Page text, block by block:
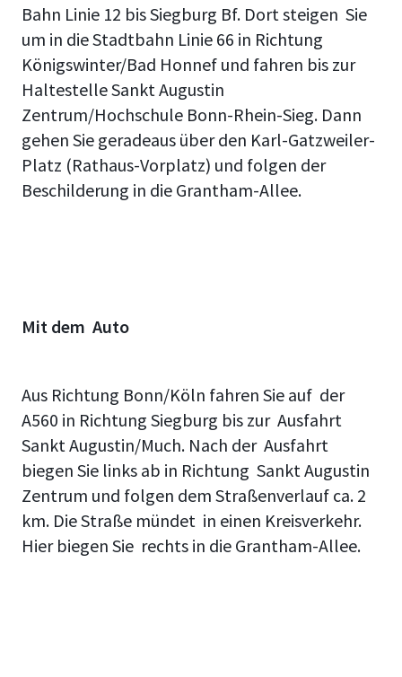
Bahn Linie 12 bis Siegburg Bf. Dort steigen Sie
um in die Stadtbahn Linie 66 in Richtung
Königswinter/Bad Honnef und fahren bis zur
Haltestelle Sankt Augustin
Zentrum/Hochschule Bonn-Rhein-Sieg. Dann
gehen Sie geradeaus über den Karl-Gatzweiler-
Platz (Rathaus-Vorplatz) und folgen der
Beschilderung in die Grantham-Allee.
Mit dem Auto
Aus Richtung Bonn/Köln fahren Sie auf der
A560 in Richtung Siegburg bis zur Ausfahrt
Sankt Augustin/Much. Nach der Ausfahrt
biegen Sie links ab in Richtung Sankt Augustin
Zentrum und folgen dem Straßenverlauf ca. 2
km. Die Straße mündet in einen Kreisverkehr.
Hier biegen Sie rechts in die Grantham-Allee.